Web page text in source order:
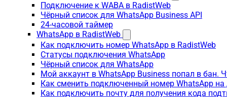
Подключение к WABA в RadistWeb
Чёрный список для WhatsApp Business API
24-часовой таймер
WhatsApp в RadistWeb
Как подключить номер WhatsApp в RadistWeb
Статусы подключения WhatsApp
Чёрный список для WhatsApp
Мой аккаунт в WhatsApp Business попал в бан.
Как сменить подключенный номер WhatsApp на
Как подключить почту для получения кода